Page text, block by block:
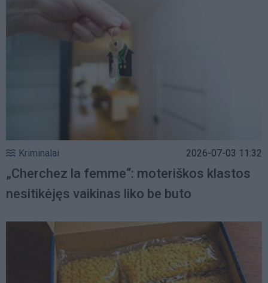
Kriminalai 2026-07-03 11:32
„Cherchez la femme“: moteriškos klastos
nesitikėjęs vaikinas liko be buto